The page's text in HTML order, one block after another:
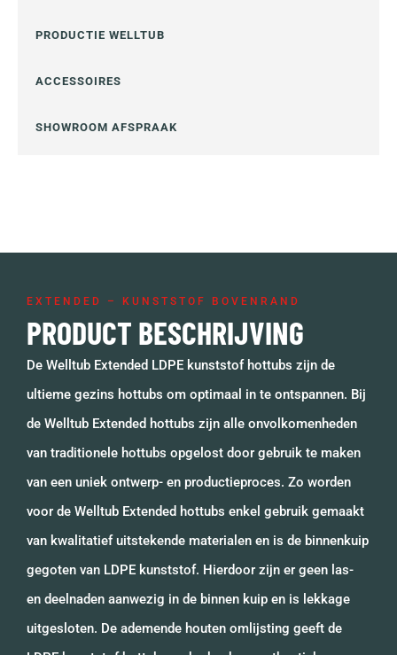
PRODUCTIE WELLTUB
ACCESSOIRES
SHOWROOM AFSPRAAK
EXTENDED – KUNSTSTOF BOVENRAND
PRODUCT BESCHRIJVING
De Welltub Extended LDPE kunststof hottubs zijn de
ultieme gezins hottubs om optimaal in te ontspannen. Bij
de Welltub Extended hottubs zijn alle onvolkomenheden
van traditionele hottubs opgelost door gebruik te maken
van een uniek ontwerp- en productieproces. Zo worden
voor de Welltub Extended hottubs enkel gebruik gemaakt
van kwalitatief uitstekende materialen en is de binnenkuip
gegoten van LDPE kunststof. Hierdoor zijn er geen las-
en deelnaden aanwezig in de binnen kuip en is lekkage
uitgesloten. De ademende houten omlijsting geeft de